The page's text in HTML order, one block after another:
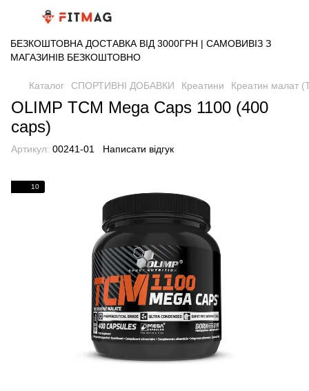
БЕЗКОШТОВНА ДОСТАВКА ВІД 3000ГРН | САМОВИВІЗ З
МАГАЗИНІВ БЕЗКОШТОВНО
Каталог СПОРТИВНІ ДОБАВКИ Креатини Креатин малат
OLIMP TCM Mega Caps 1100 (400
caps)
Артикул: 00241-01 Написати відгук
10